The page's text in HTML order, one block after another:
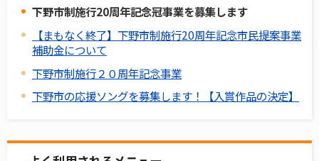
下野市制施行20周年記念冠事業を募集します
【まもなく終了】下野市制施行20周年記念市民提案事業
補助金について
下野市制施行２０周年記念事業
下野市の応援ソングを募集します！【入賞作品の決定】